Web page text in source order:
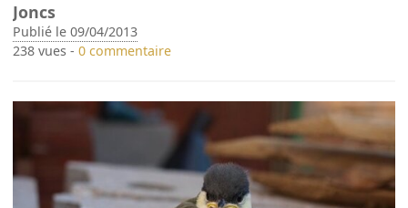
Joncs
Publié le 09/04/2013
238 vues -0 commentaire